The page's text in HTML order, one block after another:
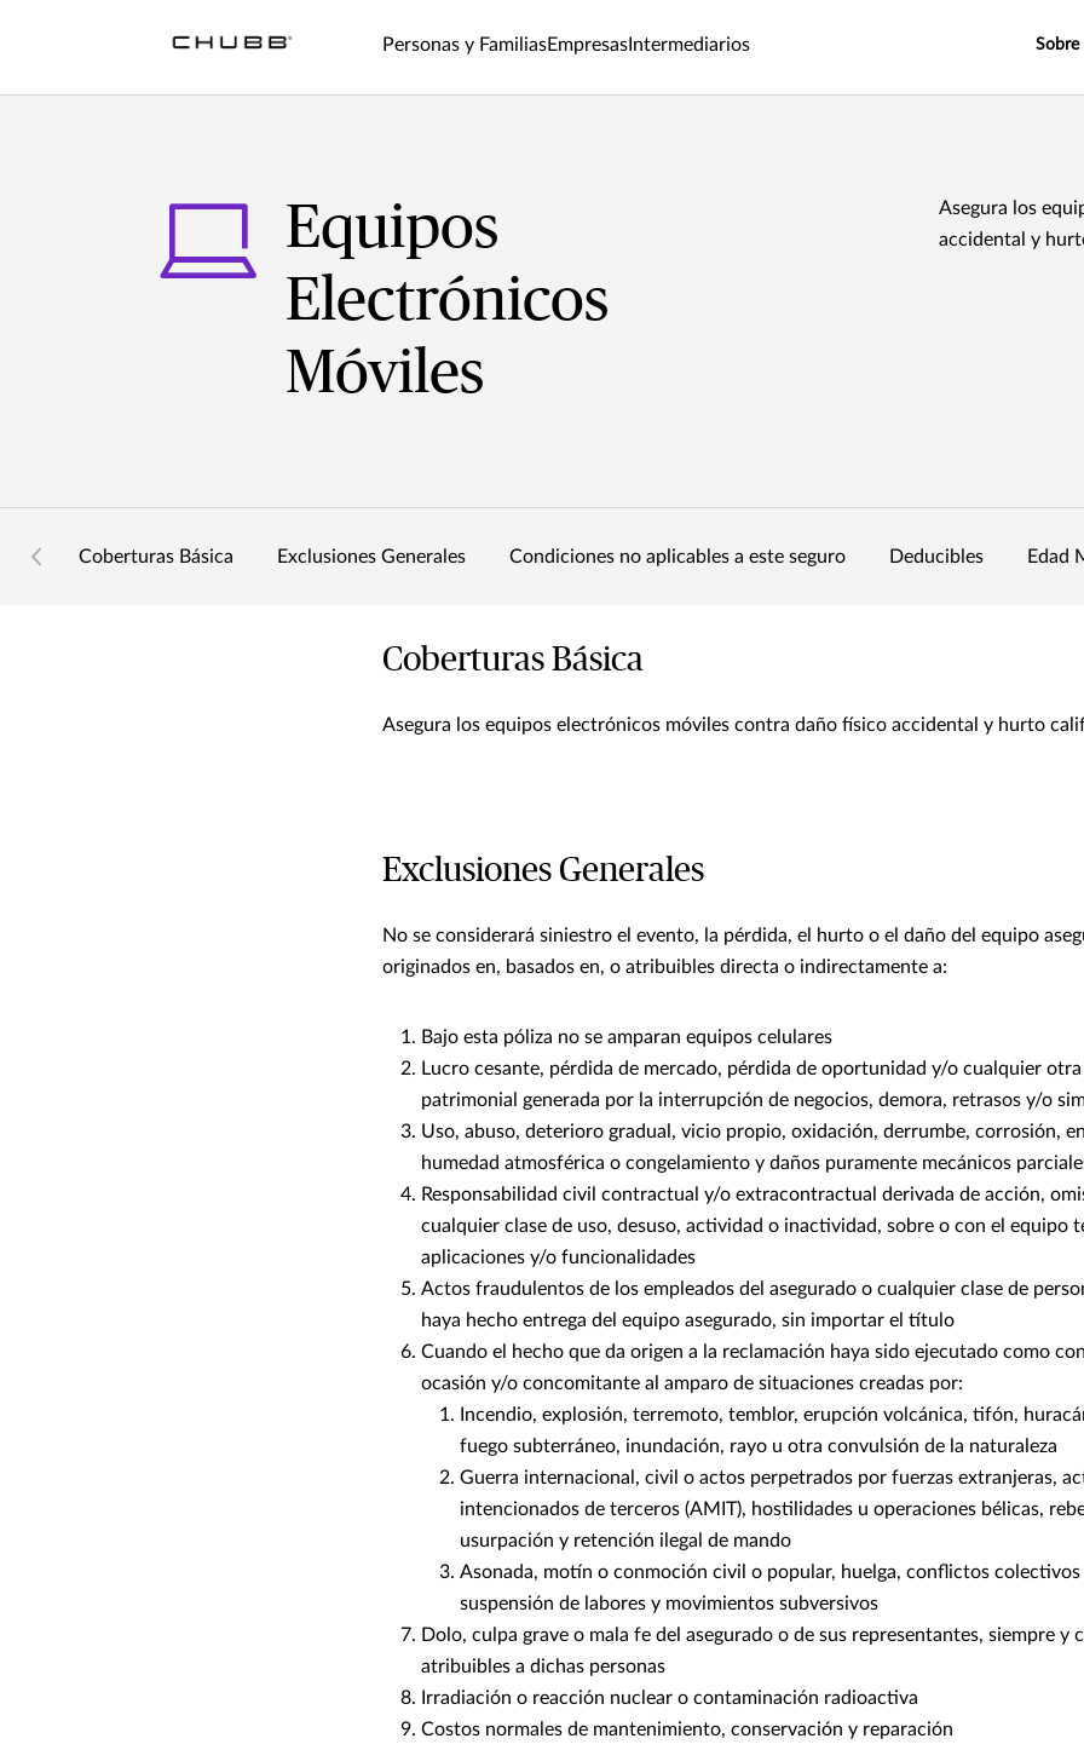
Personas y FamiliasEmpresas Intermediarios Sobre
Equipos
Electrónicos
Móviles
Asegura los
accidental y
Coberturas Básica Exclusiones Generales Condiciones no aplicables a este seguro Deducibles Edad
Coberturas Básica
Asegura los equipos electrónicos móviles contra daño físico accidental y hurto
Exclusiones Generales
No se considerará siniestro el evento, la pérdida, el hurto o el daño del equipo
originados en, basados en, o atribuibles directa o indirectamente a:
Bajo esta póliza no se amparan equipos celulares
Lucro cesante, pérdida de mercado, pérdida de oportunidad y/o cualquier
patrimonial generada por la interrupción de negocios, demora, retrasos y/o
Uso, abuso, deterioro gradual, vicio propio, oxidación, derrumbe, corrosión,
humedad atmosférica o congelamiento y daños puramente mecánicos
Responsabilidad civil contractual y/o extracontractual derivada de acción,
cualquier clase de uso, desuso, actividad o inactividad, sobre o con el equipo
aplicaciones y/o funcionalidades
Actos fraudulentos de los empleados del asegurado o cualquier clase de
haya hecho entrega del equipo asegurado, sin importar el título
Cuando el hecho que da origen a la reclamación haya sido ejecutado como
ocasión y/o concomitante al amparo de situaciones creadas por:
Incendio, explosión, terremoto, temblor, erupción volcánica, tifón,
fuego subterráneo, inundación, rayo u otra convulsión de la naturaleza
Guerra internacional, civil o actos perpetrados por fuerzas extranjeras,
intencionados de terceros (AMIT), hostilidades u operaciones bélicas,
usurpación y retención ilegal de mando
Asonada, motín o conmoción civil o popular, huelga, conflictos
suspensión de labores y movimientos subversivos
Dolo, culpa grave o mala fe del asegurado o de sus representantes, siempre y
atribuibles a dichas personas
Irradiación o reacción nuclear o contaminación radioactiva
Costos normales de mantenimiento, conservación y reparación